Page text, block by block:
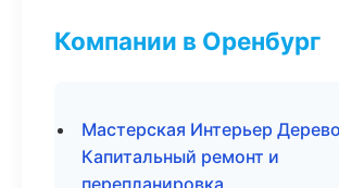
Компании в Оренбург
Мастерская Интерьер
Капитальный ремонт и
перепланировка